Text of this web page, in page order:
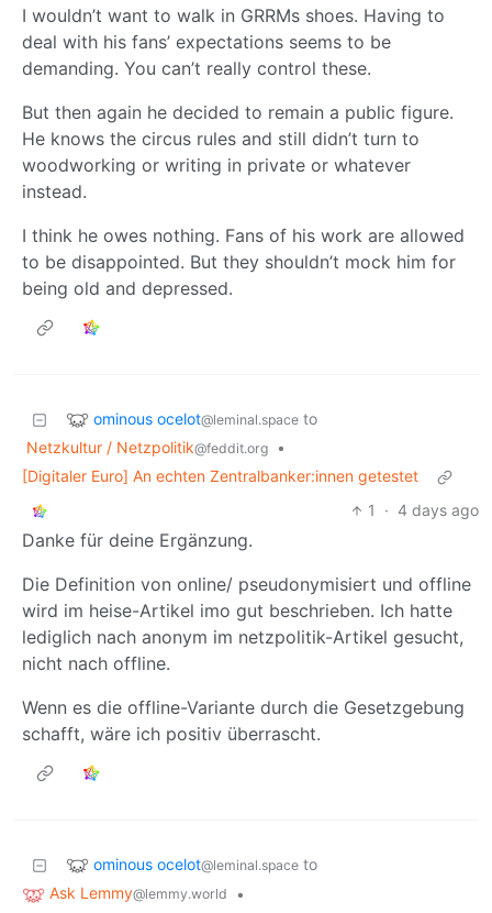
I wouldn’t want to walk in GRRMs shoes. Having to
deal with his fans’ expectations seems to be
demanding. You can’t really control these.
But then again he decided to remain a public figure.
He knows the circus rules and still didn’t turn to
woodworking or writing in private or whatever
instead.
I think he owes nothing. Fans of his work are allowed
to be disappointed. But they shouldn’t mock him for
being old and depressed.
ominous ocelot@leminal.space to
Netzkultur / Netzpolitik@feddit.org
•
[Digitaler Euro] An echten Zentralbanker:innen getestet
1
· 4 days ago
Danke für deine Ergänzung.
Die Definition von online/ pseudonymisiert und offline
wird im heise-Artikel imo gut beschrieben. Ich hatte
lediglich nach anonym im netzpolitik-Artikel gesucht,
nicht nach offline.
Wenn es die offline-Variante durch die Gesetzgebung
schafft, wäre ich positiv überrascht.
ominous ocelot@leminal.space to
Ask Lemmy@lemmy.world
•